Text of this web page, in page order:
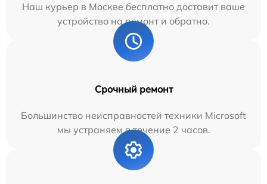
Наш курьер в Москве бесплатно доставит ваше
устройство на ремонт и обратно.
Срочный ремонт
Большинство неисправностей техники Microsoft
мы устраняем в течение 2 часов.